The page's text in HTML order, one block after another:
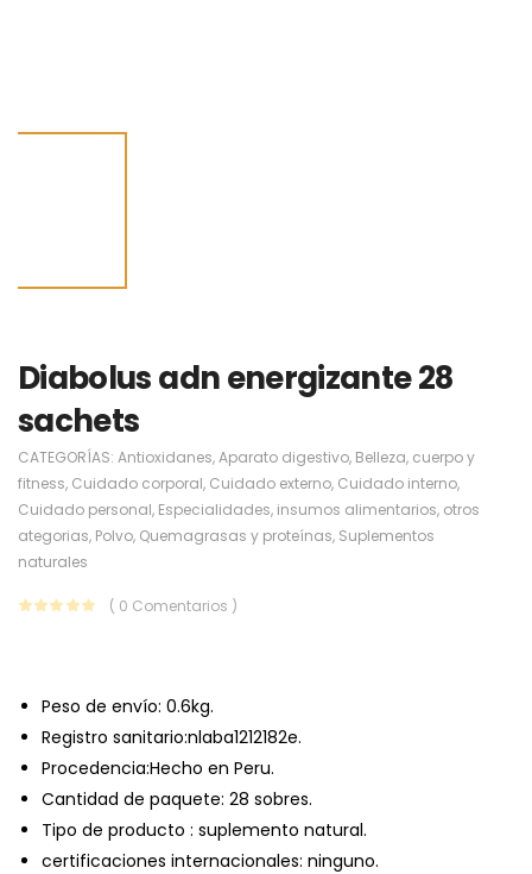
Diabolus adn energizante 28
sachets
CATEGORÍAS: Antioxidanes,Aparato digestivo, Belleza, cuerpo y
fitness, Cuidado corporal, Cuidado externo, Cuidado interno,
Cuidado personal, Especialidades, insumos alimentarios, otros
ategorias, Polvo, Quemagrasas y proteínas, Suplementos
naturales
( 0 Comentarios )
Peso de envío: 0.6kg.
Registro sanitario:nlaba1212182e.
Procedencia:Hecho en Peru.
Cantidad de paquete: 28 sobres.
Tipo de producto : suplemento natural.
certificaciones internacionales: ninguno.